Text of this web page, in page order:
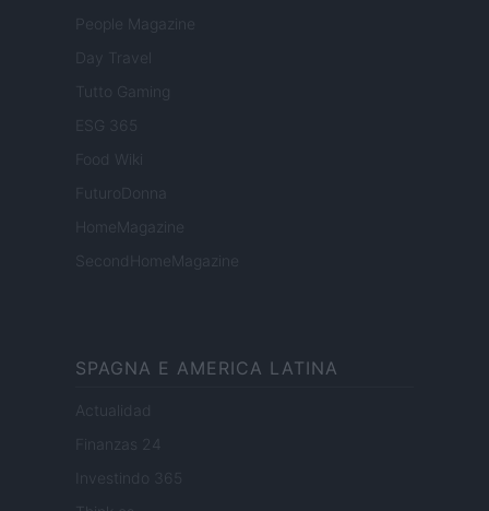
People Magazine
Day Travel
Tutto Gaming
ESG 365
Food Wiki
FuturoDonna
HomeMagazine
SecondHomeMagazine
SPAGNA E AMERICA LATINA
Actualidad
Finanzas 24
Investindo 365